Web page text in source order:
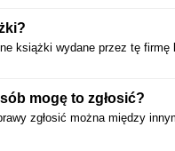
książki wydane przez tę
mogę to zgłosić?
zgłosić można między